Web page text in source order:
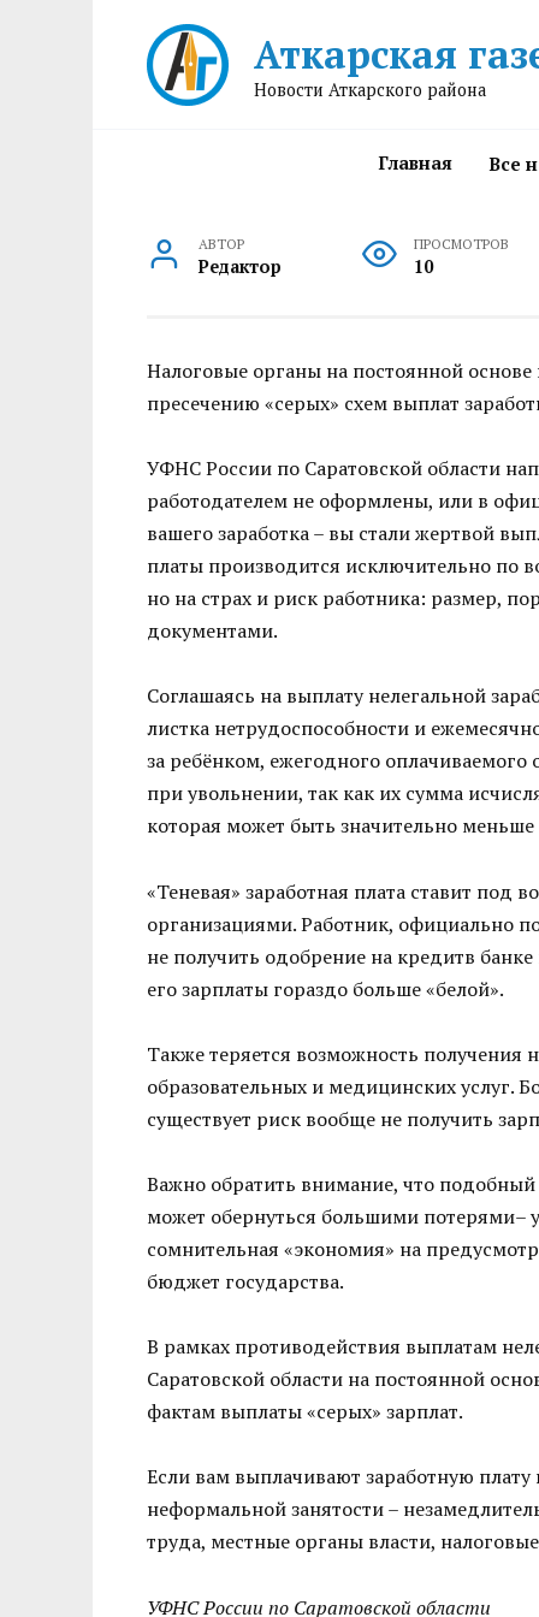
Аткарская
Новости Аткарского района
Главная Все
АВТОР
Редактор
ПРОСМОТРОВ
10
Налоговые органы на постоянной
пресечению «серых» схем выплат
УФНС России по Саратовской области
работодателем не оформлены, или в
вашего заработка – вы стали жертвой
платы производится исключительно по
но на страх и риск работника: размер,
документами.
Соглашаясь на выплату нелегальной
листка нетрудоспособности и
за ребёнком, ежегодного оплачиваемого
при увольнении, так как их сумма
которая может быть значительно меньше
«Теневая» заработная плата ставит под
организациями. Работник, официально
не получить одобрение на кредитв
его зарплаты гораздо больше «белой».
Также теряется возможность получения
образовательных и медицинских услуг.
существует риск вообще не получить
Важно обратить внимание, что
может обернуться большими потерями–
сомнительная «экономия» на
бюджет государства.
В рамках противодействия выплатам
Саратовской области на постоянной
фактам выплаты «серых» зарплат.
Если вам выплачивают заработную плату
неформальной занятости –
труда, местные органы власти,
УФНС России по Саратовской области